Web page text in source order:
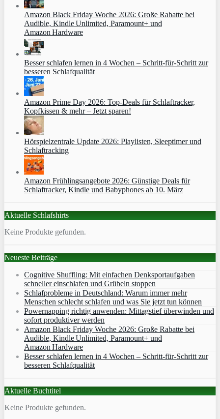
Amazon Black Friday Woche 2026: Große Rabatte bei
Audible, Kindle Unlimited, Paramount+ und
Amazon Hardware
Besser schlafen lernen in 4 Wochen – Schritt‑für‑Schritt zur
besseren Schlafqualität
Amazon Prime Day 2026: Top-Deals für Schlaftracker,
Kopfkissen & mehr – Jetzt sparen!
Hörspielzentrale Update 2026: Playlisten, Sleeptimer und
Schlaftracking
Amazon Frühlingsangebote 2026: Günstige Deals für
Schlaftracker, Kindle und Babyphones ab 10. März
Aktuelle Schlafshirts
Keine Produkte gefunden.
Neueste Beiträge
Cognitive Shuffling: Mit einfachen Denksportaufgaben
schneller einschlafen und Grübeln stoppen
Schlafprobleme in Deutschland: Warum immer mehr
Menschen schlecht schlafen und was Sie jetzt tun können
Powernapping richtig anwenden: Mittagstief überwinden und
sofort produktiver werden
Amazon Black Friday Woche 2026: Große Rabatte bei
Audible, Kindle Unlimited, Paramount+ und
Amazon Hardware
Besser schlafen lernen in 4 Wochen – Schritt‑für‑Schritt zur
besseren Schlafqualität
Aktuelle Buchtitel
Keine Produkte gefunden.